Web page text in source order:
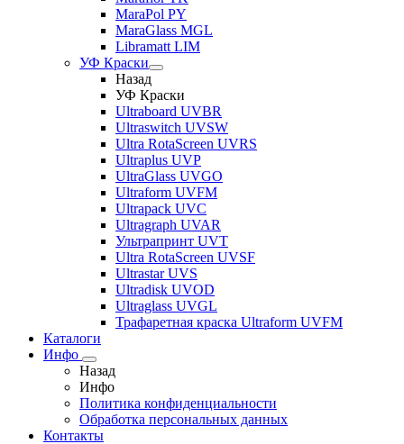
MaraPol PY
MaraGlass MGL
Libramatt LIM
УФ Краски
Назад
УФ Краски
Ultraboard UVBR
Ultraswitch UVSW
Ultra RotaScreen UVRS
Ultraplus UVP
UltraGlass UVGO
Ultraform UVFM
Ultrapack UVC
Ultragraph UVAR
Ультрапринт UVT
Ultra RotaScreen UVSF
Ultrastar UVS
Ultradisk UVOD
Ultraglass UVGL
Трафаретная краска Ultraform UVFM
Каталоги
Инфо
Назад
Инфо
Политика конфиденциальности
Обработка персональных данных
Контакты